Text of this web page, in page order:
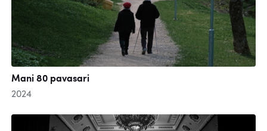
Mani 80 pavasari
2024